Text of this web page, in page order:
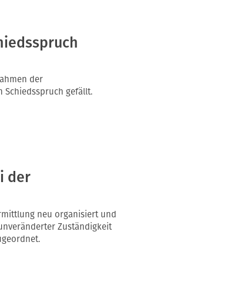
der
Schiedsspruch gefällt.
der
neu organisiert und
Zuständigkeit